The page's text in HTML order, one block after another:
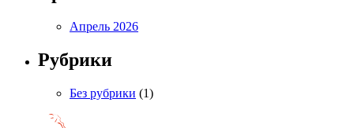
Апрель 2026
Рубрики
Без рубрики (1)